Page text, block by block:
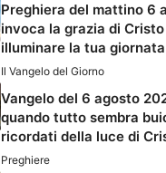
Preghiera del mattino 6
invoca la grazia di
illuminare la tua giornata
Il Vangelo del Giorno
Vangelo del 6 agosto
quando tutto sembra
ricordati della luce di
Preghiere